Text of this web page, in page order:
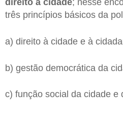
direito à cidade; nesse
três princípios básicos da
a) direito à cidade e à
b) gestão democrática da
c) função social da cidade e